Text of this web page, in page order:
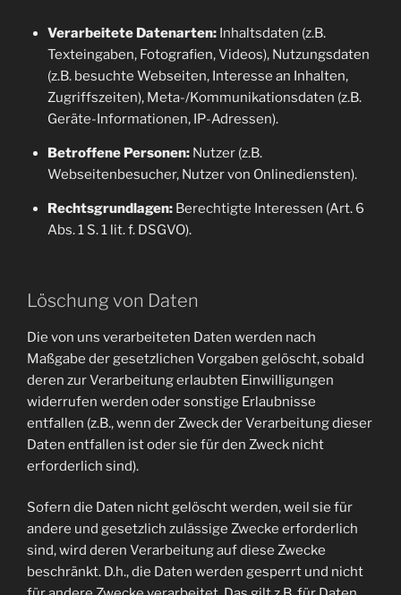
Verarbeitete Datenarten:Inhaltsdaten (z.B.
Texteingaben, Fotografien, Videos), Nutzungsdaten
(z.B. besuchte Webseiten, Interesse an Inhalten,
Zugriffszeiten), Meta-/Kommunikationsdaten (z.B.
Geräte-Informationen, IP-Adressen).
Betroffene Personen:Nutzer (z.B.
Webseitenbesucher, Nutzer von Onlinediensten).
Rechtsgrundlagen:Berechtigte Interessen (Art. 6
Abs. 1 S. 1 lit. f. DSGVO).
Löschung von Daten
Die von uns verarbeiteten Daten werden nach
Maßgabe der gesetzlichen Vorgaben gelöscht, sobald
deren zur Verarbeitung erlaubten Einwilligungen
widerrufen werden oder sonstige Erlaubnisse
entfallen (z.B., wenn der Zweck der Verarbeitung dieser
Daten entfallen ist oder sie für den Zweck nicht
erforderlich sind).
Sofern die Daten nicht gelöscht werden, weil sie für
andere und gesetzlich zulässige Zwecke erforderlich
sind, wird deren Verarbeitung auf diese Zwecke
beschränkt. D.h., die Daten werden gesperrt und nicht